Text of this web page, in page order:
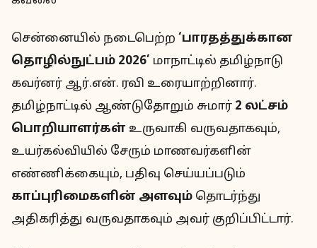
சென்னையில் நடைபெற்ற ‘பாரதத்துக்கான
தொழில்நுட்பம் 2026’ மாநாட்டில் தமிழ்நாடு
கவர்னர் ஆர்.என். ரவி உரையாற்றினார்.
தமிழ்நாட்டில் ஆண்டுதோறும் சுமார் 2 லட்சம்
பொறியாளர்கள் உருவாகி வருவதாகவும்,
உயர்கல்வியில் சேரும் மாணவர்களின்
எண்ணிக்கையும், பதிவு செய்யப்படும்
காப்புரிமைகளின் அளவும் தொடர்ந்து
அதிகரித்து வருவதாகவும் அவர் குறிப்பிட்டார்.